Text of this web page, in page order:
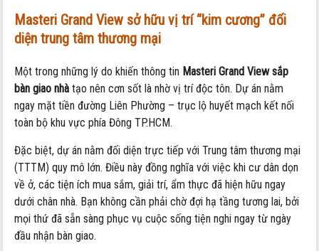
Masteri Grand View sở hữu vị trí“kim cương” đối
diện trung tâm thương mại
Một trong những lý do khiến thông tin Masteri Grand View sắp
bàn giao nhà tạo nên cơn sốt là nhờ vị trí độc tôn. Dự án nằm
ngay mặt tiền đường Liên Phường – trục lộ huyết mạch kết nối
toàn bộ khu vực phía Đông TP.HCM.
Đặc biệt, dự án nằm đối diện trực tiếp với Trung tâm thương mại
(TTTM) quy mô lớn. Điều này đồng nghĩa với việc khi cư dân dọn
về ở, các tiện ích mua sắm, giải trí, ẩm thực đã hiện hữu ngay
dưới chân nhà. Bạn không cần phải chờ đợi hạ tầng tương lai, bởi
mọi thứ đã sẵn sàng phục vụ cuộc sống tiện nghi ngay từ ngày
đầu nhận bàn giao.